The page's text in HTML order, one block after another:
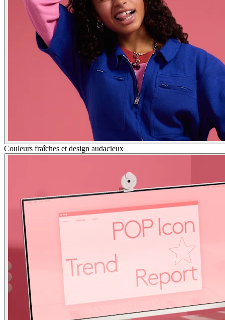
Couleurs fraîches et design audacieux